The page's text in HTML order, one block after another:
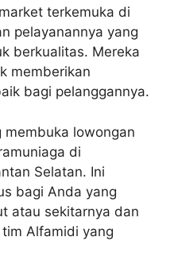
terkemuka di
pelayanannya yang
berkualitas. Mereka
memberikan
bagi pelanggannya.
lowongan
di
Selatan. Ini
bagi Anda yang
atau sekitarnya dan
Alfamidi yang